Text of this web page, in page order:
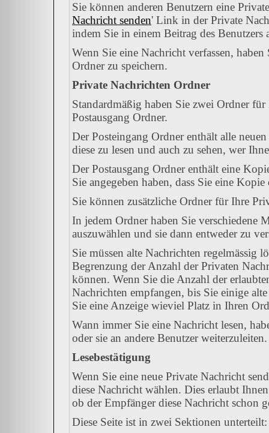
Sie können anderen Benutzern eine
Nachricht senden' Link in der Private
indem Sie in einem Beitrag des Benutzers
Wenn Sie eine Nachricht verfassen,
Ordner zu speichern.
Private Nachrichten Ordner
Standardmäßig haben Sie zwei Ordner
Postausgang Ordner.
Der Posteingang Ordner enthält alle
diese zu lesen und auch zu sehen, wer
Der Postausgang Ordner enthält eine
Sie angegeben haben, dass Sie eine
Sie können zusätzliche Ordner für Ihre
In jedem Ordner haben Sie verschiedene
auszuwählen und sie dann entweder zu
Sie müssen alte Nachrichten regelmässig
Begrenzung der Anzahl der Privaten
können. Wenn Sie die Anzahl der
Nachrichten empfangen, bis Sie einige
Sie eine Anzeige wieviel Platz in Ihren
Wann immer Sie eine Nachricht lesen,
oder sie an andere Benutzer weiterzuleiten.
Lesebestätigung
Wenn Sie eine neue Private Nachricht
diese Nachricht wählen. Dies erlaubt
ob der Empfänger diese Nachricht schon
Diese Seite ist in zwei Sektionen